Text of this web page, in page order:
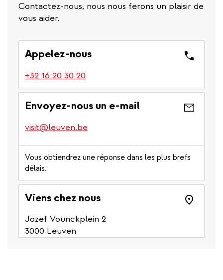
Contactez-nous, nous nous ferons un plaisir de
vous aider.
Appelez-nous
+32 16 20 30 20
is
phone
number)
Envoyez-nous un e-mail
visit@leuven.be
Vous obtiendrez une réponse dans les plus brefs
délais.
Viens chez nous
Jozef Vounckplein 2
3000 Leuven